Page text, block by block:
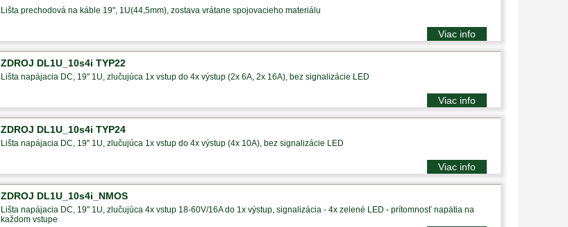
Lišta prechodová na káble 19", 1U(44,5mm), zostava vrátane spojovacieho materiálu
Viac info
ZDROJ DL1U_10s4i TYP22
Lišta napájacia DC, 19" 1U, zlučujúca 1x vstup do 4x výstup (2x 6A, 2x 16A), bez signalizácie LED
Viac info
ZDROJ DL1U_10s4i TYP24
Lišta napájacia DC, 19" 1U, zlučujúca 1x vstup do 4x výstup (4x 10A), bez signalizácie LED
Viac info
ZDROJ DL1U_10s4i_NMOS
Lišta napájacia DC, 19" 1U, zlučujúca 4x vstup 18-60V/16A do 1x výstup, signalizácia - 4x zelené LED - prítomnosť napätia na
každom vstupe